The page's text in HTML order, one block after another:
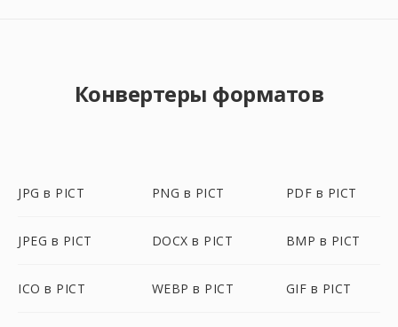
Конвертеры форматов
JPG в PICT PNG в PICT PDF в PICT
JPEG в PICT DOCX в PICT BMP в PICT
ICO в PICT WEBP в PICT GIF в PICT